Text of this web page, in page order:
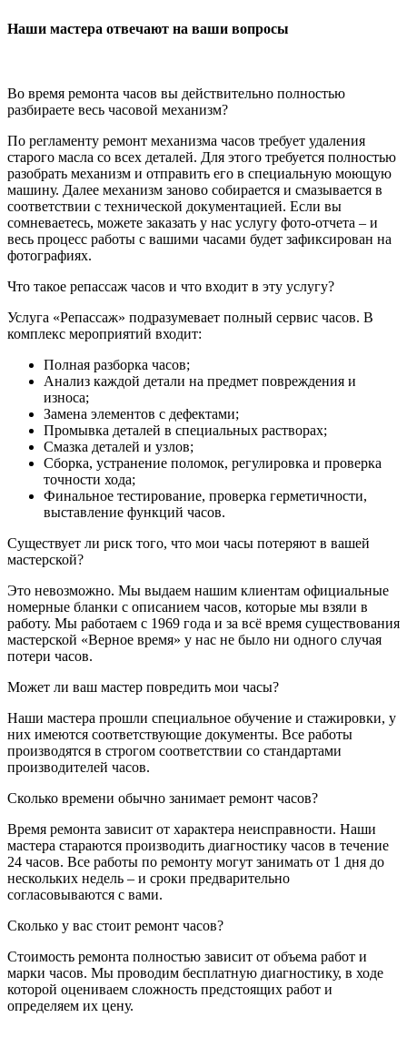
Наши мастера отвечают на ваши вопросы
Во время ремонта часов вы действительно полностью
разбираете весь часовой механизм?
По регламенту ремонт механизма часов требует удаления
старого масла со всех деталей. Для этого требуется полностью
разобрать механизм и отправить его в специальную моющую
машину. Далее механизм заново собирается и смазывается в
соответствии с технической документацией. Если вы
сомневаетесь, можете заказать у нас услугу фото-отчета – и
весь процесс работы с вашими часами будет зафиксирован на
фотографиях.
Что такое репассаж часов и что входит в эту услугу?
Услуга «Репассаж» подразумевает полный сервис часов. В
комплекс мероприятий входит:
Полная разборка часов;
Анализ каждой детали на предмет повреждения и
износа;
Замена элементов с дефектами;
Промывка деталей в специальных растворах;
Смазка деталей и узлов;
Сборка, устранение поломок, регулировка и проверка
точности хода;
Финальное тестирование, проверка герметичности,
выставление функций часов.
Существует ли риск того, что мои часы потеряют в вашей
мастерской?
Это невозможно. Мы выдаем нашим клиентам официальные
номерные бланки с описанием часов, которые мы взяли в
работу. Мы работаем с 1969 года и за всё время существования
мастерской «Верное время» у нас не было ни одного случая
потери часов.
Может ли ваш мастер повредить мои часы?
Наши мастера прошли специальное обучение и стажировки, у
них имеются соответствующие документы. Все работы
производятся в строгом соответствии со стандартами
производителей часов.
Сколько времени обычно занимает ремонт часов?
Время ремонта зависит от характера неисправности. Наши
мастера стараются производить диагностику часов в течение
24 часов. Все работы по ремонту могут занимать от 1 дня до
нескольких недель – и сроки предварительно
согласовываются с вами.
Сколько у вас стоит ремонт часов?
Стоимость ремонта полностью зависит от объема работ и
марки часов. Мы проводим бесплатную диагностику, в ходе
которой оцениваем сложность предстоящих работ и
определяем их цену.